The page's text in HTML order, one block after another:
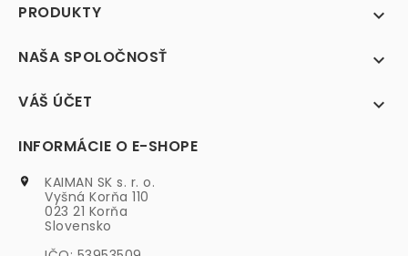
PRODUKTY 
NAŠA SPOLOČNOSŤ 
VÁŠ ÚČET 
INFORMÁCIE O E-SHOPE

KAIMAN SK s. r. o.
Vyšná Korňa 110
023 21 Korňa
Slovensko